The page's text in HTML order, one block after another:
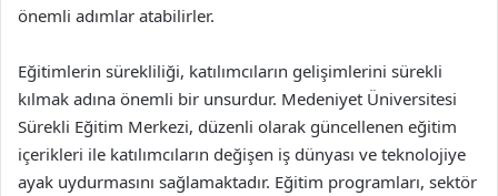
önemli adımlar atabilirler.
Eğitimlerin sürekliliği, katılımcıların gelişimlerini sürekli
kılmak adına önemli bir unsurdur. Medeniyet Üniversitesi
Sürekli Eğitim Merkezi, düzenli olarak güncellenen eğitim
içerikleri ile katılımcıların değişen iş dünyası ve teknolojiye
ayak uydurmasını sağlamaktadır. Eğitim programları, sektör